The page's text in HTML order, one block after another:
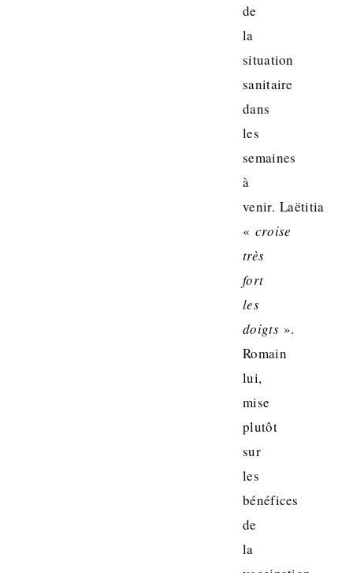
de
la
situation
sanitaire
dans
les
semaines
à
venir. Laëtitia
« croise
très
fort
les
doigts».
Romain
lui,
mise
plutôt
sur
les
bénéfices
de
la